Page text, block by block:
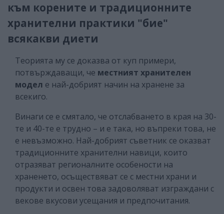
към корените и традиционните
хранителни практики "бие"
всякакви диети
Теорията му се доказва от куп примери,
потвърждаващи, че местният хранителен
модел е най-добрият начин на хранене за
всекиго.
Винаги се е смятало, че отслабването в края на 30-
те и 40-те е трудно – и е така, но въпреки това, не
е невъзможно. Най-добрият съветник се оказват
традиционните хранителни навици, които
отразяват регионалните особености на
храненето, осъществяват се с местни храни и
продукти и освен това задоволяват изграждани с
векове вкусови усещания и предпочитания.